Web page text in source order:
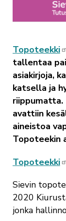
Topoteekki
tallentaa
asiakirjoja,
katsella ja
avattiin
aineistoa
Topoteekin
Topoteekki
Sievin
2020
jonka